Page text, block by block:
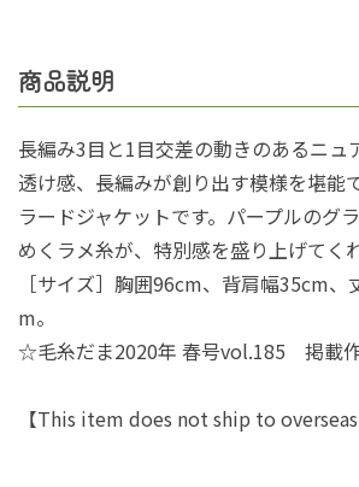
商品説明
長編み3目と1目交差の動きのあるニュ
透け感、長編みが創り出す模様を堪能
ラードジャケットです。パープルのグ
めくラメ糸が、特別感を盛り上げてくれ
［サイズ］胸囲96cm、背肩幅35cm
m。
☆毛糸だま2020年 春号vol.185 掲載
【This item does not ship to overseas.